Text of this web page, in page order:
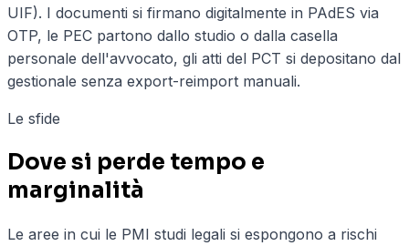
UIF). I documenti si firmano digitalmente in PAdES via
OTP, le PEC partono dallo studio o dalla casella
personale dell'avvocato, gli atti del PCT si depositano dal
gestionale senza export-reimport manuali.
Le sfide
Dove si perde tempo e
marginalità
Le aree in cui le PMI studi legali si espongono a rischi